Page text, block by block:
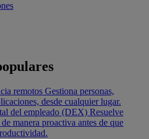
remotos Gestiona personas,
desde cualquier lugar.
del empleado (DEX) Resuelve
manera proactiva antes de que